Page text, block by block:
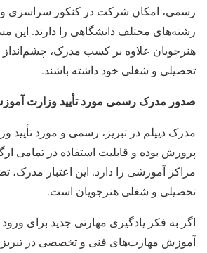
رسمی، امکان شرکت در کنکور سراسری و
رشته‌های مختلف دانشگاهی را دارند. این
هنرجویان علاوه بر کسب مدرک، چشم‌انداز
تحصیلی و شغلی خود داشته باشند.
صدور مدرک رسمی مورد تأیید وزارت
مدرک دیپلم در تبریز، رسمی و مورد تأیید
پرورش بوده و قابلیت استفاده در تمامی
مراکز آموزشی را دارد. این اعتبار مدرک،
تحصیلی و شغلی هنرجویان است.
اگر به فکر یادگیری مهارتی جدید برای ورود
آموزش مهارت‌های فنی و تخصصی در تبریز